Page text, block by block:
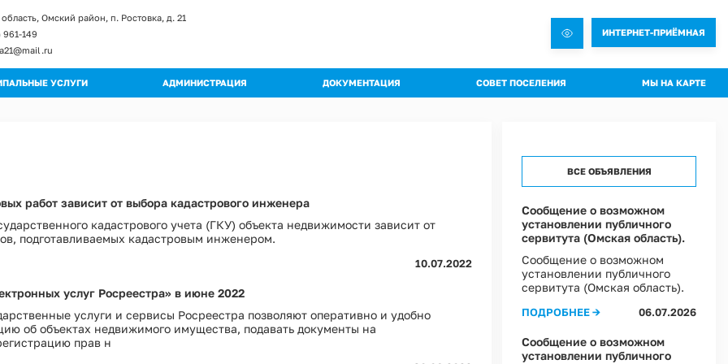
Омский район, п. Ростовка, д. 21
961-149
ИНТЕРНЕТ-ПРИЁМНАЯ
УСЛУГИ
схемы
АДМИНИСТРАЦИЯ
Кадровое обеспечение
Квалификационные требования
Контактная информация
Перечень мероприятий по улучшению условий охраны труда в Администрации Ростовкинского сельского поселения
Перечень мероприятий по улучшению условий охраны труда в МКУ "Хозяйственное управление Администрации"
Обращения граждан
ДОКУМЕНТАЦИЯ
Муниципальное имущество
Программы профилактики рисков
Оценка эффективности муниципальных программ
Устав
СОВЕТ ПОСЕЛЕНИЯ
Проекты Решений совета
Информация о текущей деятельности Совета
МЫ НА КАРТЕ
работ зависит от выбора кадастрового инженера
кадастрового учета (ГКУ) объекта недвижимости зависит от
подготавливаемых кадастровым инженером.
10.07.2022
услуг Росреестра» в июне 2022
услуги и сервисы Росреестра позволяют оперативно и удобно
об объектах недвижимого имущества, подавать документы на
прав н
ВСЕ ОБЪЯВЛЕНИЯ
Сообщение о возможном
установлении публичного
сервитута (Омская область).
Сообщение о возможном
установлении публичного
сервитута (Омская область).
ПОДРОБНЕЕ → 06.07.2026
Сообщение о возможном
установлении публичного